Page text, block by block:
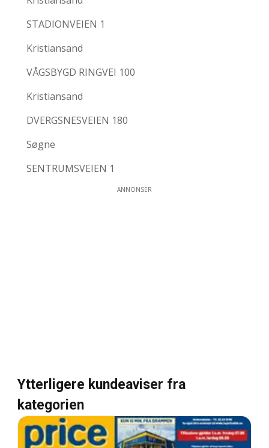
STADIONVEIEN 1
Kristiansand
VÅGSBYGD RINGVEI 100
Kristiansand
DVERGSNESVEIEN 180
Søgne
SENTRUMSVEIEN 1
ANNONSER
Ytterligere kundeaviser fra
kategorien